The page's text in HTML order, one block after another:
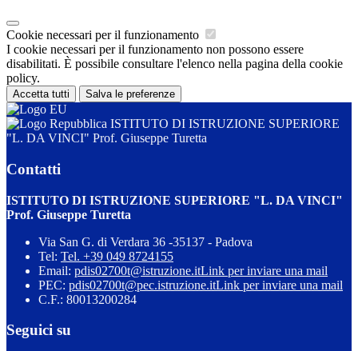
Cookie necessari per il funzionamento
I cookie necessari per il funzionamento non possono essere
disabilitati. È possibile consultare l'elenco nella pagina della cookie
policy.
Accetta tutti Salva le preferenze
ISTITUTO DI ISTRUZIONE SUPERIORE
"L. DA VINCI" Prof. Giuseppe Turetta
Contatti
ISTITUTO DI ISTRUZIONE SUPERIORE "L. DA VINCI"
Prof. Giuseppe Turetta
Via San G. di Verdara 36 -35137 - Padova
Tel: Tel. +39 049 8724155
Email: pdis02700t@istruzione.itLink per inviare una mail
PEC: pdis02700t@pec.istruzione.itLink per inviare una mail
C.F.: 80013200284
Seguici su